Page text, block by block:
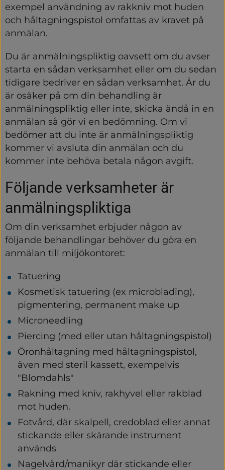
exempel användning av rakkniv mot huden
och håltagningspistol omfattas av kravet på
anmälan.
Du är anmälningspliktig oavsett om du avser
starta en sådan verksamhet eller om du sedan
tidigare bedriver en sådan verksamhet. Är du
är osäker på om din behandling är
anmälningspliktig eller inte, skicka ändå in en
anmälan så gör vi en bedömning. Om vi
bedömer att du inte är anmälningspliktig
kommer vi avsluta din anmälan och du
kommer inte behöva betala någon avgift.
Följande verksamheter är
anmälningspliktiga
Om din verksamhet erbjuder någon av
följande behandlingar behöver du göra en
anmälan till miljökontoret:
Tatuering
Kosmetisk tatuering (ex microblading),
pigmentering, permanent make up
Microneedling
Piercing (med eller utan håltagningspistol)
Öronhåltagning med håltagningspistol,
även med steril kassett, exempelvis
"Blomdahls"
Rakning med kniv, rakhyvel eller rakblad
mot huden.
Fotvård, där skalpell, credoblad eller annat
stickande eller skärande instrument
används
Nagelvård/manikyr där stickande eller